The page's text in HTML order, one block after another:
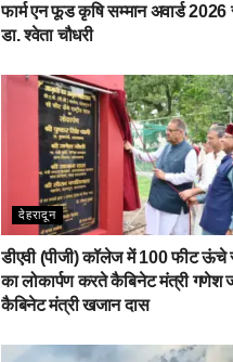
फार्म एन फूड कृषि सम्मान अवार्ड 2026
डा. श्वेता चौधरी
देहरादून
डीएवी (पीजी) कॉलेज में 100 फीट ऊंचे
का लोकार्पण करते कैबिनेट मंत्री गणेश
कैबिनेट मंत्री खजान दास